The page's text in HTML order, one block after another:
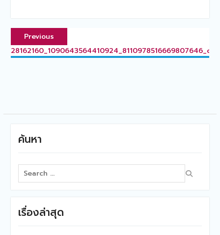
แนะแนว
เรื่องPrevious
28162160_1090643564410924_8110978516669807646_o
ค้นหา
Search
for:
เรื่องล่าสุด